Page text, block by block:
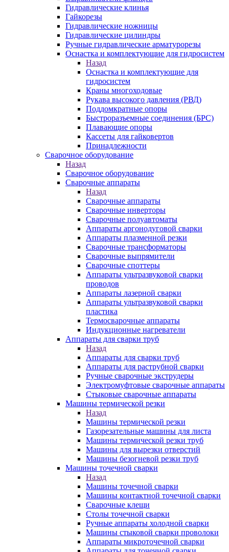
Гидравлические клинья
Гайкорезы
Гидравлические ножницы
Гидравлические цилиндры
Ручные гидравлические арматурорезы
Оснастка и комплектующие для гидросистем
Назад
Оснастка и комплектующие для
гидросистем
Краны многоходовые
Рукава высокого давления (РВД)
Поддомкратные опоры
Быстроразъемные соединения (БРС)
Плавающие опоры
Кассеты для гайковертов
Принадлежности
Сварочное оборудование
Назад
Сварочное оборудование
Сварочные аппараты
Назад
Сварочные аппараты
Сварочные инверторы
Сварочные полуавтоматы
Аппараты аргонодуговой сварки
Аппараты плазменной резки
Сварочные трансформаторы
Сварочные выпрямители
Сварочные споттеры
Аппараты ультразвуковой сварки
проводов
Аппараты лазерной сварки
Аппараты ультразвуковой сварки
пластика
Термосварочные аппараты
Индукционные нагреватели
Аппараты для сварки труб
Назад
Аппараты для сварки труб
Аппараты для раструбной сварки
Ручные сварочные экструдеры
Электромуфтовые сварочные аппараты
Стыковые сварочные аппараты
Машины термической резки
Назад
Машины термической резки
Газорезательные машины для листа
Машины термической резки труб
Машины для вырезки отверстий
Машины безогневой резки труб
Машины точечной сварки
Назад
Машины точечной сварки
Машины контактной точечной сварки
Сварочные клещи
Столы точечной сварки
Ручные аппараты холодной сварки
Машины стыковой сварки проволоки
Аппараты микроточечной сварки